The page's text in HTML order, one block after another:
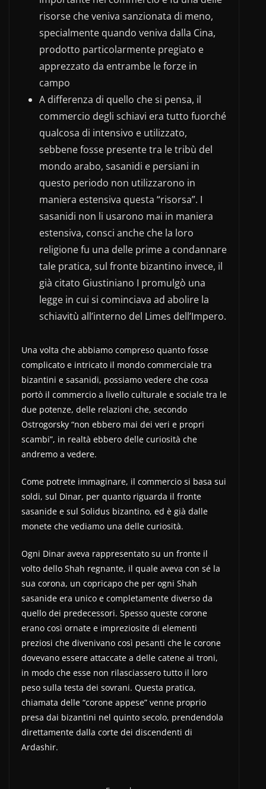
risorse che veniva sanzionata di meno,
specialmente quando veniva dalla Cina,
prodotto particolarmente pregiato e
apprezzato da entrambe le forze in
campo
A differenza di quello che si pensa, il
commercio degli schiavi era tutto fuorché
qualcosa di intensivo e utilizzato,
sebbene fosse presente tra le tribù del
mondo arabo, sasanidi e persiani in
questo periodo non utilizzarono in
maniera estensiva questa “risorsa”. I
sasanidi non li usarono mai in maniera
estensiva, consci anche che la loro
religione fu una delle prime a condannare
tale pratica, sul fronte bizantino invece, il
già citato Giustiniano I promulgò una
legge in cui si cominciava ad abolire la
schiavitù all’interno del Limes dell’Impero.
Una volta che abbiamo compreso quanto fosse
complicato e intricato il mondo commerciale tra
bizantini e sasanidi, possiamo vedere che cosa
portò il commercio a livello culturale e sociale tra le
due potenze, delle relazioni che, secondo
Ostrogorsky “non ebbero mai dei veri e propri
scambi”, in realtà ebbero delle curiosità che
andremo a vedere.
Come potrete immaginare, il commercio si basa sui
soldi, sul Dinar, per quanto riguarda il fronte
sasanide e sul Solidus bizantino, ed è già dalle
monete che vediamo una delle curiosità.
Ogni Dinar aveva rappresentato su un fronte il
volto dello Shah regnante, il quale aveva con sé la
sua corona, un copricapo che per ogni Shah
sasanide era unico e completamente diverso da
quello dei predecessori. Spesso queste corone
erano così ornate e impreziosite di elementi
preziosi che divenivano così pesanti che le corone
dovevano essere attaccate a delle catene ai troni,
in modo che esse non rilasciassero tutto il loro
peso sulla testa dei sovrani. Questa pratica,
chiamata delle “corone appese” venne proprio
presa dai bizantini nel quinto secolo, prendendola
direttamente dalla corte dei discendenti di
Ardashir.